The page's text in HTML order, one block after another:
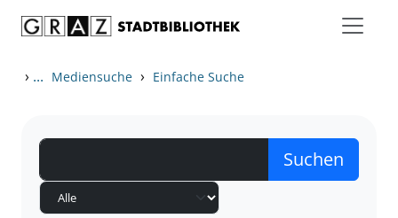
› ... Mediensuche › Einfache Suche